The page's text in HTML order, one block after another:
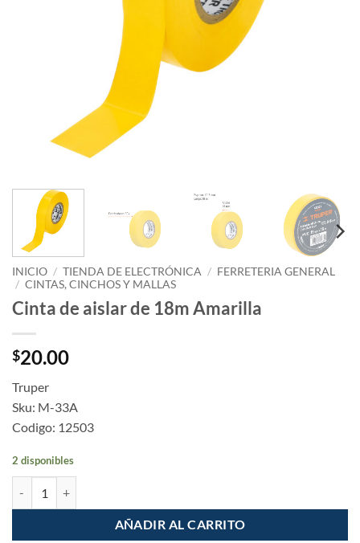
INICIO / TIENDA DE ELECTRÓNICA / FERRETERIA GENERAL
/ CINTAS, CINCHOS Y MALLAS
Cinta de aislar de 18m Amarilla
$20.00
Truper
Sku: M-33A
Codigo: 12503
2 disponibles
AÑADIR AL CARRITO